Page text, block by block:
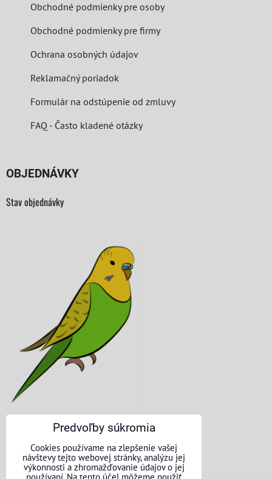
Obchodné podmienky pre osoby
Obchodné podmienky pre firmy
Ochrana osobných údajov
Reklamačný poriadok
Formulár na odstúpenie od zmluvy
FAQ - Často kladené otázky
OBJEDNÁVKY
Stav objednávky
KONTAKTNÉ ÚDAJE
O nás
Predvoľby súkromia
Cookies používame na zlepšenie vašej
návštevy tejto webovej stránky, analýzu jej
výkonnosti a zhromažďovanie údajov o jej